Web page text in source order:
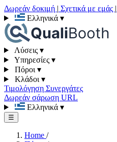
Δωρεάν δοκιμή | Σχετικά με εμάς |
Ελληνικά ▾
Λύσεις ▾
Υπηρεσίες ▾
Πόροι ▾
Κλάδοι ▾
Τιμολόγηση Συνεργάτες
Δωρεάν σάρωση URL
Ελληνικά ▾
☰
Home /